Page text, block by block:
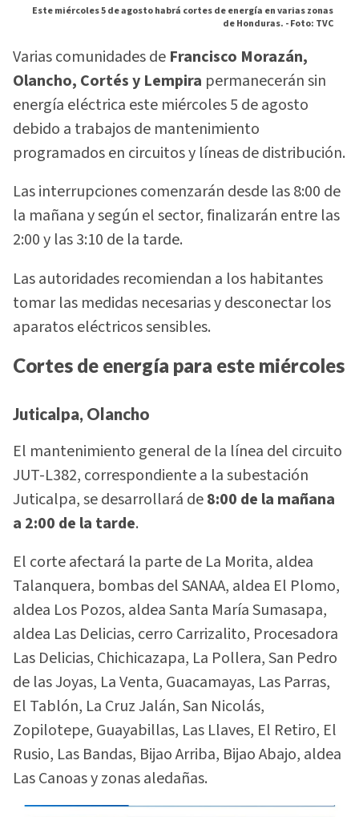
Este miércoles 5 de agosto habrá cortes de energía en varias zonas
de Honduras. -Foto: TVC
Varias comunidades de Francisco Morazán,
Olancho, Cortés y Lempira permanecerán sin
energía eléctrica este miércoles 5 de agosto
debido a trabajos de mantenimiento
programados en circuitos y líneas de distribución.
Las interrupciones comenzarán desde las 8:00 de
la mañana y según el sector, finalizarán entre las
2:00 y las 3:10 de la tarde.
Las autoridades recomiendan a los habitantes
tomar las medidas necesarias y desconectar los
aparatos eléctricos sensibles.
Cortes de energía para este miércoles
Juticalpa, Olancho
El mantenimiento general de la línea del circuito
JUT-L382, correspondiente a la subestación
Juticalpa, se desarrollará de8:00 de la mañana
a 2:00 de la tarde.
El corte afectará la parte de La Morita, aldea
Talanquera, bombas del SANAA, aldea El Plomo,
aldea Los Pozos, aldea Santa María Sumasapa,
aldea Las Delicias, cerro Carrizalito, Procesadora
Las Delicias, Chichicazapa, La Pollera, San Pedro
de las Joyas, La Venta, Guacamayas, Las Parras,
El Tablón, La Cruz Jalán, San Nicolás,
Zopilotepe, Guayabillas, Las Llaves, El Retiro, El
Rusio, Las Bandas, Bijao Arriba, Bijao Abajo, aldea
Las Canoas y zonas aledañas.